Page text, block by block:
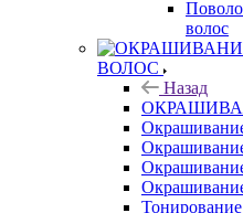
волос
ВОЛОС
Назад